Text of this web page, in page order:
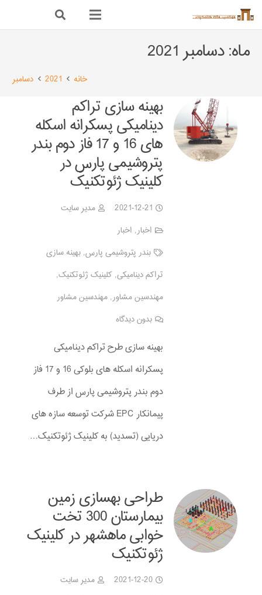
ماه:دسامبر 2021
خانه 2021 دسامبر
بهینه سازی تراکم
دینامیکی پسکرانه اسکله
های 16 و 17 فاز دوم بندر
پتروشیمی پارس در
کلینیک ژئوتکنیک
2021-12-21
مدیر سایت
اخبار, اخبار
بندر پتروشیمی پارس,بهینه سازی
تراکم دینامیکی,کلینیک ژئوتکنیک,
مهندسین مشاور,مهندسین مشاور
بدون دیدگاه
بهینه سازی طرح تراکم دینامیکی
پسکرانه اسکله های بلوکی 16 و 17 فاز
دوم بندر پتروشیمی پارس از طرف
پیمانکار EPC شرکت توسعه سازه های
دریایی (تسدید) به کلینیک ژئوتکنیک…
طراحی بهسازی زمین
بیمارستان 300 تخت
خوابی ماهشهر در کلینیک
ژئوتکنیک
2021-12-20
مدیر سایت